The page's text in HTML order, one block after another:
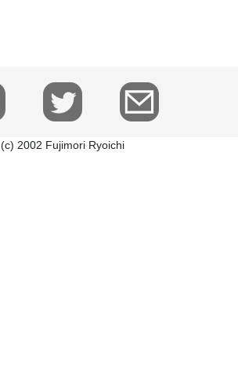
(c) 2002 Fujimori Ryoichi